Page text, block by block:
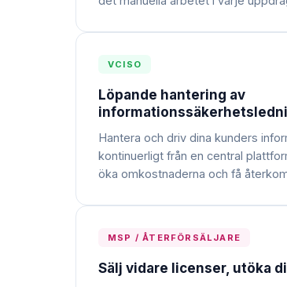
VCISO
Löpande hantering av
Hantera och driv dina kunders
kontinuerligt från en central
öka omkostnaderna och få
MSP / ÅTERFÖRSÄLJARE
Sälj vidare licenser, utöka